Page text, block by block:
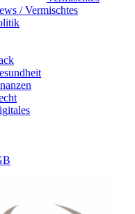
/ Vermischtes